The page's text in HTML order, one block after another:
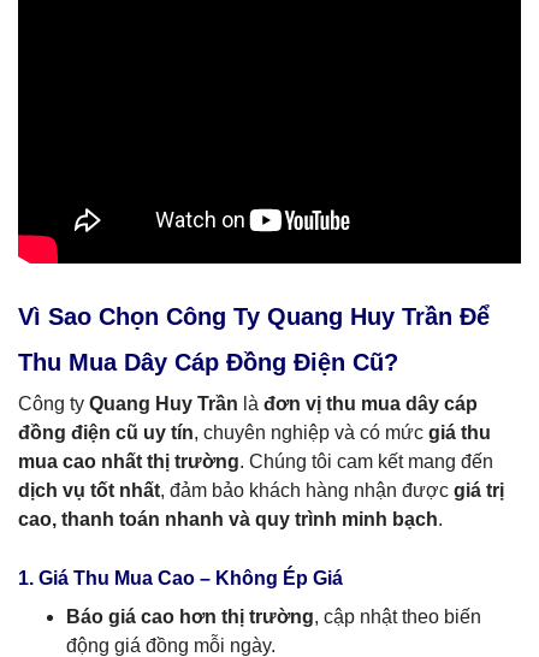
Vì Sao Chọn Công Ty Quang Huy Trần Để
Thu Mua Dây Cáp Đồng Điện Cũ?
Công ty Quang Huy Trần là đơn vị thu mua dây cáp
đồng điện cũ uy tín, chuyên nghiệp và có mức giá thu
mua cao nhất thị trường. Chúng tôi cam kết mang đến
dịch vụ tốt nhất, đảm bảo khách hàng nhận được giá trị
cao, thanh toán nhanh và quy trình minh bạch.
1. Giá Thu Mua Cao – Không Ép Giá
Báo giá cao hơn thị trường, cập nhật theo biến
động giá đồng mỗi ngày.